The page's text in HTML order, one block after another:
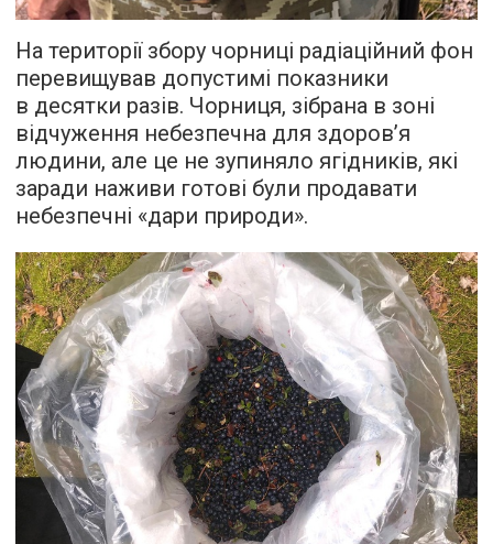
На території збору чорниці радіаційний фон
перевищував допустимі показники
в десятки разів. Чорниця, зібрана в зоні
відчуження небезпечна для здоров’я
людини, але це не зупиняло ягідників, які
заради наживи готові були продавати
небезпечні «дари природи».